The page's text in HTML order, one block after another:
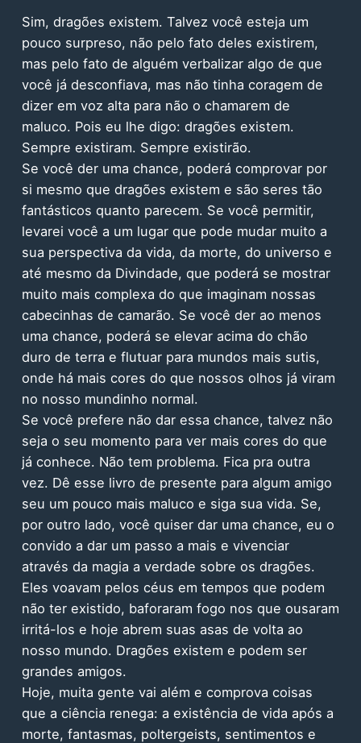
Sim, dragões existem. Talvez você esteja um
pouco surpreso, não pelo fato deles existirem,
mas pelo fato de alguém verbalizar algo de que
você já desconfiava, mas não tinha coragem de
dizer em voz alta para não o chamarem de
maluco. Pois eu lhe digo: dragões existem.
Sempre existiram. Sempre existirão.
Se você der uma chance, poderá comprovar por
si mesmo que dragões existem e são seres tão
fantásticos quanto parecem. Se você permitir,
levarei você a um lugar que pode mudar muito a
sua perspectiva da vida, da morte, do universo e
até mesmo da Divindade, que poderá se mostrar
muito mais complexa do que imaginam nossas
cabecinhas de camarão. Se você der ao menos
uma chance, poderá se elevar acima do chão
duro de terra e flutuar para mundos mais sutis,
onde há mais cores do que nossos olhos já viram
no nosso mundinho normal.
Se você prefere não dar essa chance, talvez não
seja o seu momento para ver mais cores do que
já conhece. Não tem problema. Fica pra outra
vez. Dê esse livro de presente para algum amigo
seu um pouco mais maluco e siga sua vida. Se,
por outro lado, você quiser dar uma chance, eu o
convido a dar um passo a mais e vivenciar
através da magia a verdade sobre os dragões.
Eles voavam pelos céus em tempos que podem
não ter existido, baforaram fogo nos que ousaram
irritá-los e hoje abrem suas asas de volta ao
nosso mundo. Dragões existem e podem ser
grandes amigos.
Hoje, muita gente vai além e comprova coisas
que a ciência renega: a existência de vida após a
morte, fantasmas, poltergeists, sentimentos e